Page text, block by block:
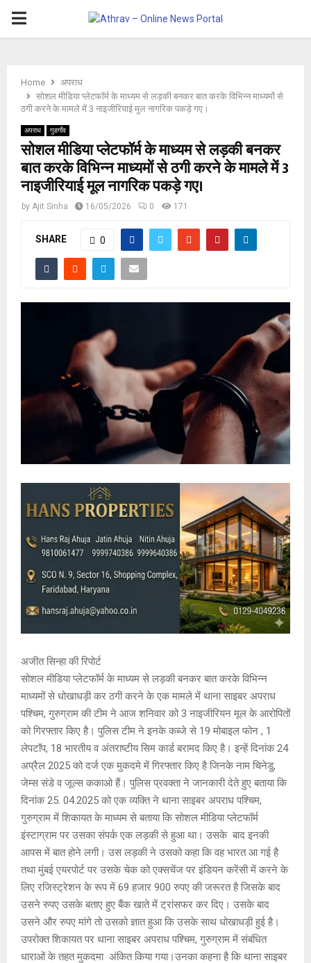
P
M
A
Home
अपराध
सोशल मीडिया प्लेटफॉर्म के माध्यम से लड़की बनकर बात करके विभिन्न माध्यमों से
ठगी करने के मामले में 3 नाइजीरियाई मूल नागरिक पकड़े गए।
अपराध गुडगाँव
सोशल मीडिया प्लेटफॉर्म के माध्यम से लड़की बनकर
बात करके विभिन्न माध्यमों से ठगी करने के मामले में 3
नाइजीरियाई मूल नागरिक पकड़े गए।
by Ajit Sinha 16/05/2026 0 171
SHARE 0
अजीत सिन्हा की रिपोर्ट
सोशल मीडिया प्लेटफॉर्म के माध्यम से लड़की बनकर बात करके विभिन्न
माध्यमों से धोखाधड़ी कर ठगी करने के एक मामले में थाना साइबर अपराध
पश्चिम, गुरुग्राम की टीम ने आज शनिवार को 3 नाइजीरियन मूल के आरोपितों
को गिरफ्तार किए है। पुलिस टीम ने इनके कब्जे से 19 मोबाइल फोन , 1
लेपटॉप, 18 भारतीय व अंतराष्टीय सिम कार्ड बरामद किए है। इन्हें दिनांक 24
अप्रैल 2025 को दर्ज एक मुकदमे में गिरफ्तार किए है जिनके नाम चिनेडु,
जेम्स संडे व जूल्स ककाओ हैं। पुलिस प्रवक्ता ने जानकारी देते हुए बताया कि
दिनांक 25. 04.2025 को एक व्यक्ति ने थाना साइबर अपराध पश्चिम,
गुरुग्राम में शिकायत के माध्यम से बताया कि सोशल मीडिया प्लेटफॉर्म
इंस्टाग्राम पर उसका संपर्क एक लड़की से हुआ था। उसके बाद इनकी
आपस में बात होने लगी। उस लड़की ने उसको कहा कि वह भारत आ गई है
तथा मुंबई एयरपोर्ट पर उसके चेक को एक्सचेंज पर इंडियन करेंसी में करने के
लिए रजिस्ट्रेशन के रूप में 69 हजार 900 रुपए की जरूरत है जिसके बाद
उसने रुपए उसके बताए हुए बैंक खाते में ट्रांसफर कर दिए। उसके बाद
उसने और रुपए मांगे तो उसको ज्ञात हुआ कि उसके साथ धोखाधड़ी हुई है।
उपरोक्त शिकायत पर थाना साइबर अपराध पश्चिम, गुरुग्राम में संबंधित
धाराओं के तहत मुकदमा अंकित किया गया।उनका कहना है कि थाना साइबर